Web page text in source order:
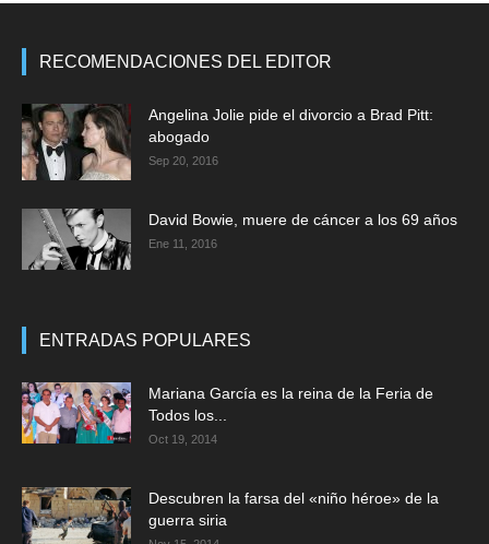
RECOMENDACIONES DEL EDITOR
Angelina Jolie pide el divorcio a Brad Pitt:
abogado
Sep 20, 2016
David Bowie, muere de cáncer a los 69 años
Ene 11, 2016
ENTRADAS POPULARES
Mariana García es la reina de la Feria de
Todos los...
Oct 19, 2014
Descubren la farsa del «niño héroe» de la
guerra siria